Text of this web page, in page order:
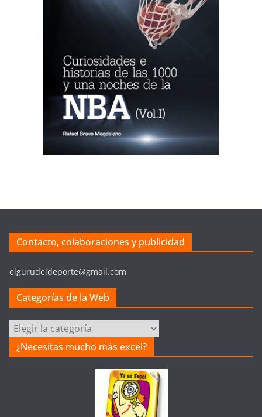
Contacto, colaboraciones y publicidad
elgurudeldeporte@gmail.com
Categorías de la Web
Categorías
de
la
¿Necesitas mucho más excel?